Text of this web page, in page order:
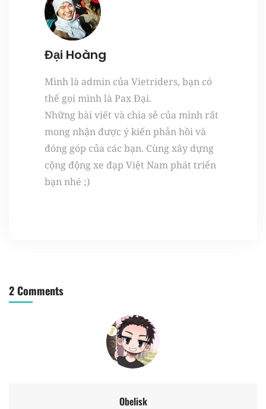
Đại Hoàng
Mình là admin của Vietriders, bạn có
thể gọi mình là Pax Đại.
Những bài viết và chia sẻ của mình rất
mong nhận được ý kiến phản hồi và
đóng góp của các bạn. Cùng xây dựng
cộng động xe đạp Việt Nam phát triển
bạn nhé ;)
2 Comments
Obelisk